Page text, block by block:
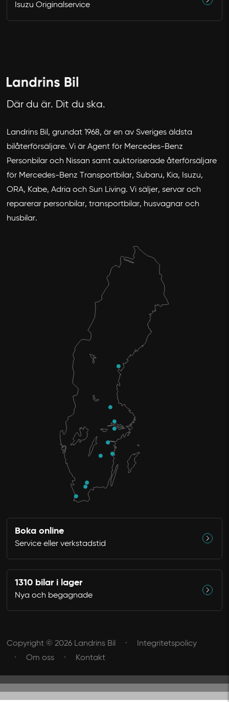
Isuzu Originalservice
Där du är. Dit du ska.
Landrins Bil, grundat 1968, är en av Sveriges äldsta
bilåterförsäljare. Vi är Agent för Mercedes-Benz
Personbilar och Nissan samt auktoriserade återförsäljare
för Mercedes-Benz Transportbilar, Subaru, Kia, Isuzu,
ORA, Kabe, Adria och Sun Living. Vi säljer, servar och
reparerar personbilar, transportbilar, husvagnar och
husbilar.
Boka online
Service eller verkstadstid
1310 bilar i lager
Nya och begagnade
Copyright © 2026 Landrins Bil
Integritetspolicy
Om oss
Kontakt